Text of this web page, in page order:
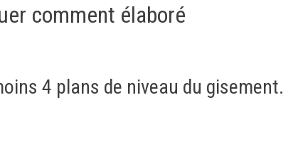
comment élaboré
4 plans de niveau du gisement.